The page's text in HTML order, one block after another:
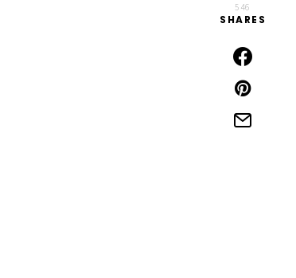
546
SHARES